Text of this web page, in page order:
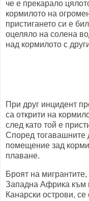
че е прекарало
кормилото на
пристигането си е
оцеляло на солена
над кормилото с
При друг инцидент
са открити на
след като той е
Според тогавашните
помещение зад
плаване.
Броят на
Западна Африка към
Канарски острови,